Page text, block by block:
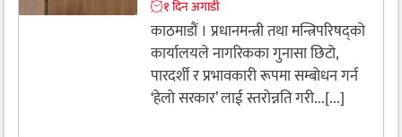
१ दिन अगाडी
काठमाडौं । प्रधानमन्त्री तथा मन्त्रिपरिषद्को
कार्यालयले नागरिकका गुनासा छिटो,
पारदर्शी र प्रभावकारी रूपमा सम्बोधन गर्न
‘हेलो सरकार’ लाई स्तरोन्नति गरी...[...]